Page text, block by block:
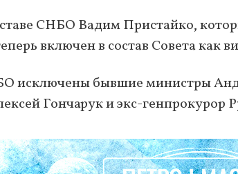
СНБО Вадим Пристайко,
включен в состав Совета как
исключены бывшие министры
Гончарук и экс-генпрокурор